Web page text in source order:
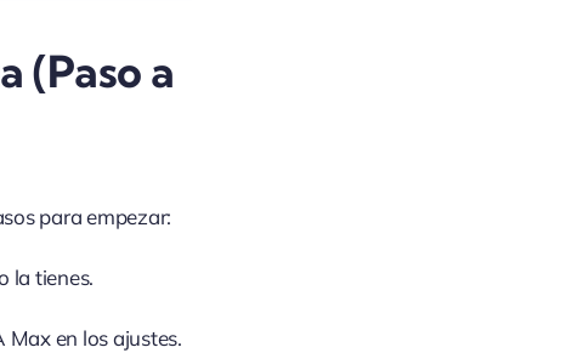
(Paso a
para empezar:
la tienes.
Max en los ajustes.